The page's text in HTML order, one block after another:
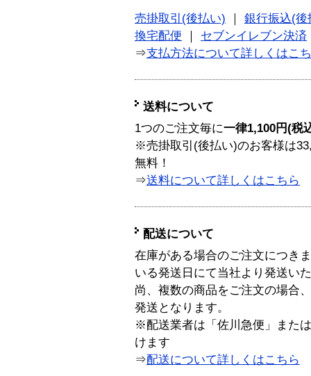
売掛取引(後払い)
銀行振込(後
換宅配便
セブンイレブン決済
⇒支払方法について詳しくはこ
送料について
1つのご注文毎に一律1,100円(税
※売掛取引(後払い)のお客様は
無料！
⇒送料について詳しくはこちら
配送について
在庫がある場合のご注文につき
いる発送日にて当社より発送い
尚、複数の商品をご注文の場合
発送となります。
※配送業者は「佐川急便」また
けます
⇒配送について詳しくはこちら